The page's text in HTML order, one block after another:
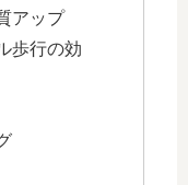
アップ
歩行の効